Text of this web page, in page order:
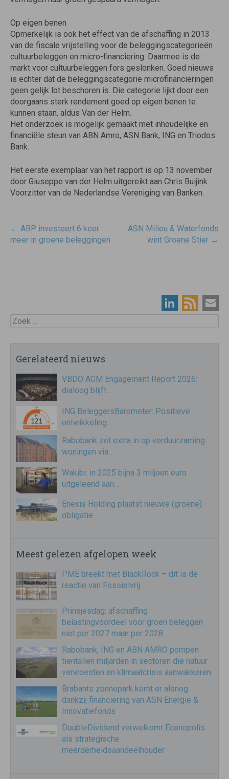
Op eigen benen
Opmerkelijk is ook het effect van de afschaffing in 2013
van de fiscale vrijstelling voor de beleggingscategorieën
cultuurbeleggen en micro-financiering. Daarmee is de
markt voor cultuurbeleggen fors geslonken. Goed nieuws
is echter dat de beleggingscategorie microfinancieringen
geen gelijk lot beschoren is. Die categorie lijkt door een
doorgaans sterk rendement goed op eigen benen te
kunnen staan, aldus Van der Helm.
Het onderzoek is mogelijk gemaakt met inhoudelijke en
financiële steun van ABN Amro, ASN Bank, ING en Triodos
Bank.
Het eerste exemplaar van het rapport is op 13 november
door Giuseppe van der Helm uitgereikt aan Chris Buijink
Voorzitter van de Nederlandse Vereniging van Banken.
Post
navigatie
← ABP investeert 6 keer
meer in groene beleggingen
ASN Milieu & Waterfonds
wint Groene Stier →
Zoek
Gerelateerd nieuws
VBDO AGM Engagement Report 2026:
dialoog blijft…
ING BeleggersBarometer: Positieve
ontwikkeling…
Rabobank zet extra in op verduurzaming
woningen via…
Wakibi: in 2025 bijna 3 miljoen euro
uitgeleend aan…
Enexis Holding plaatst nieuwe (groene)
obligatie
Meest gelezen afgelopen week
PME breekt met BlackRock – dit is de
reactie van Fossielvrij
Prinsjesdag: afschaffing
belastingvoordeel voor groen beleggen
niet per 2027 maar per 2028
Rabobank, ING en ABN AMRO pompen
tientallen miljarden in sectoren die natuur
verwoesten en klimaatcrisis aanwakkeren
Brabants zonnepark komt er alsnog
dankzij financiering van ASN Energie &
Innovatiefonds
DoubleDividend verwelkomt Econopolis
als strategische
meerderheidsaandeelhouder